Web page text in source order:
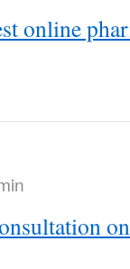
online